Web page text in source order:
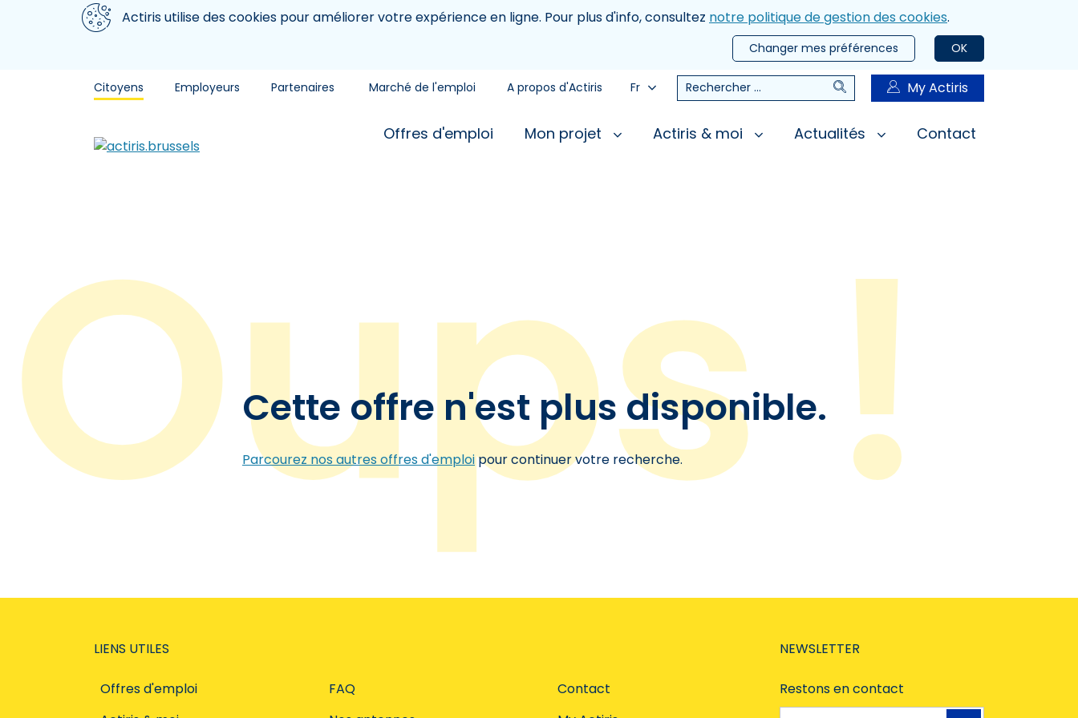
Aller au contenu principal
Nous utilisons des cookiesActiris utilise des cookies pour améliorer votre expérience en ligne. Pour plus d'info, consultez notre politique de gestion des cookies.
OK
Changer mes préférences
Citoyens Employeurs Partenaires Marché de l'emploi A propos d'Actiris Fr Rechercher RechercherMy Actiris
Offres d'emploi Mon projet Actiris & moi Actualités Contact
Cette offre n'est plus disponible.
Parcourez nos autres offres d'emploipour continuer votre recherche.
LIENS UTILES
Offres d'emploi
FAQ
Contact
NEWSLETTER
Restons en contact